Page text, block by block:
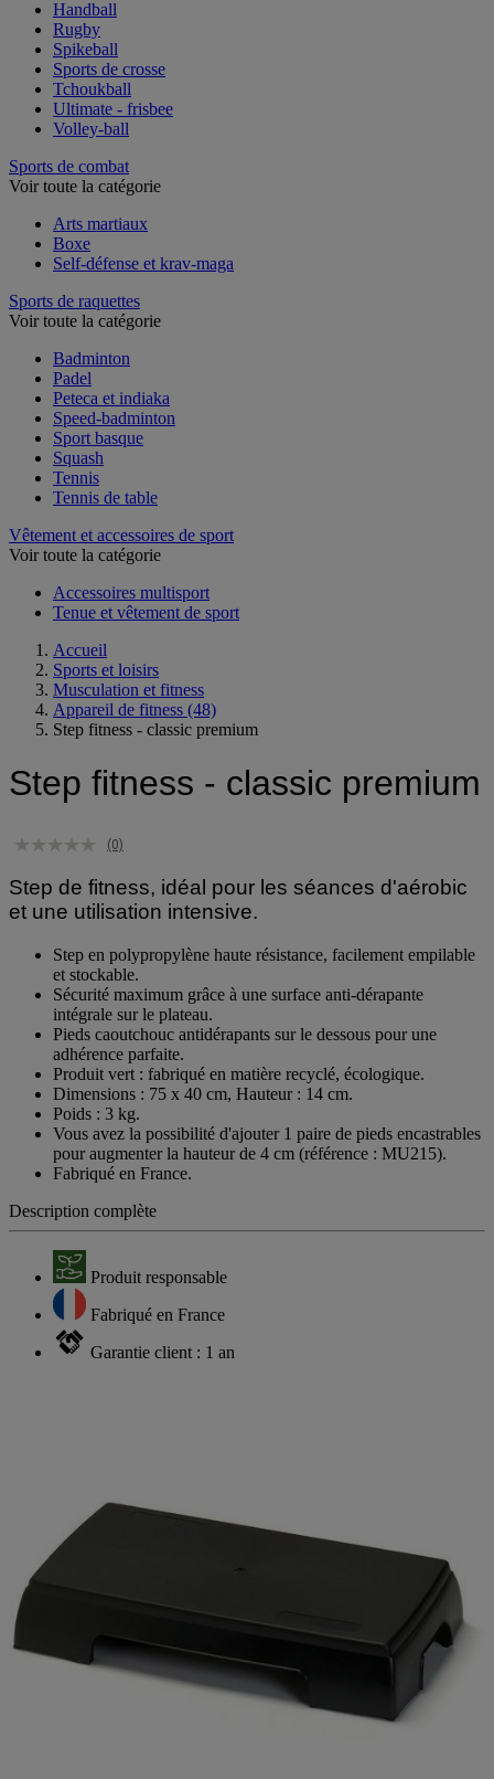
Football américain
Handball
Rugby
Spikeball
Sports de crosse
Tchoukball
Ultimate - frisbee
Sports de combat
Arts martiaux
Boxe
Sports de raquettes
Badminton
Padel
Peteca et indiaka
Speed-badminton
Sport basque
Squash
Tennis
Vêtement et accessoires de sport
Accessoires multisport
Accueil
Sports et loisirs
Musculation et fitness
Appareil de fitness (48)
Step fitness - classic premium
Step de fitness, idéal pour les séances d'aérobic
Step en polypropylène haute résistance, facilement empilable
et stockable.
Sécurité maximum grâce à une surface anti-dérapante
intégrale sur le plateau.
Pieds caoutchouc antidérapants sur le dessous pour une
adhérence parfaite.
Produit vert : fabriqué en matière recyclé, écologique.
Dimensions : 75 x 40 cm, Hauteur : 14 cm.
Poids : 3 kg.
Vous avez la possibilité d'ajouter 1 paire de pieds encastrables
pour augmenter la hauteur de 4 cm (référence : MU215).
Description complète